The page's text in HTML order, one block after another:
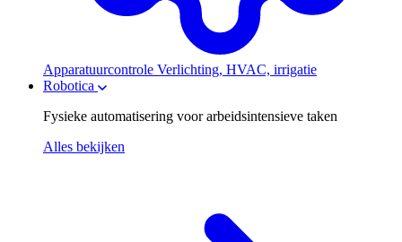
Apparatuurcontrole Verlichting, HVAC, irrigatie
Robotica
Fysieke automatisering voor arbeidsintensieve taken
Alles bekijken